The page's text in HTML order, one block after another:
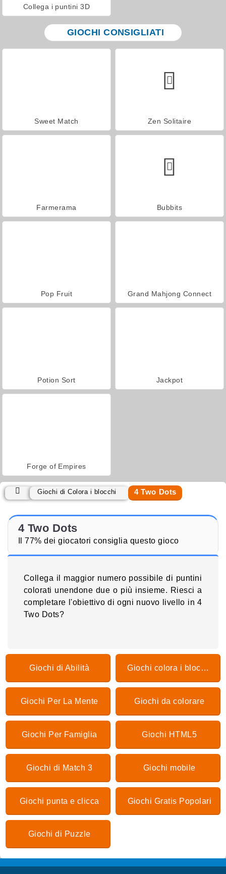
Collega i puntini 3D
GIOCHI CONSIGLIATI
Sweet Match Zen Solitaire
Farmerama Bubbits
Pop Fruit Grand Mahjong Connect
Potion Sort Jackpot
Forge of Empires
Giochi di Colora i blocchi 4 Two Dots
4 Two Dots
Il 77% dei giocatori consiglia questo gioco
Collega il maggior numero possibile di puntini
colorati unendone due o più insieme. Riesci a
completare l'obiettivo di ogni nuovo livello in 4
Two Dots?
Giochi di Abilità Giochi colora i blocchi
Giochi Per La Mente Giochi da colorare
Giochi Per Famiglia Giochi HTML5
Giochi di Match 3 Giochi mobile
Giochi punta e clicca Giochi Gratis Popolari
Giochi di Puzzle